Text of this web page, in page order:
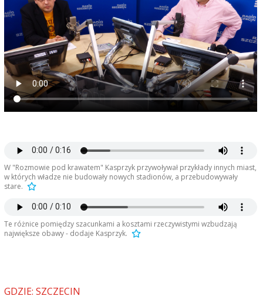
W "Rozmowie pod krawatem" Kasprzyk przywoływał przykłady innych miast,
w których władze nie budowały nowych stadionów, a przebudowywały
stare.
Te różnice pomiędzy szacunkami a kosztami rzeczywistymi wzbudzają
największe obawy - dodaje Kasprzyk.
GDZIE: SZCZECIN